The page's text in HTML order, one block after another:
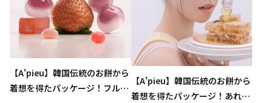
【A'pieu】韓国伝統のお餅から
着想を得たパッケージ！フルー
【A'pieu】韓国伝統のお餅から
着想を得たパッケージ！あれが